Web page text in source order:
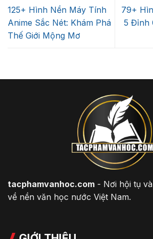
125+ Hình Nền Máy Tính
Anime Sắc Nét: Khám Phá
Thế Giới Mộng Mơ
79+
5 Đỉnh
tacphamvanhoc.com - Nơi hội tụ
về nền văn học nước Việt Nam.